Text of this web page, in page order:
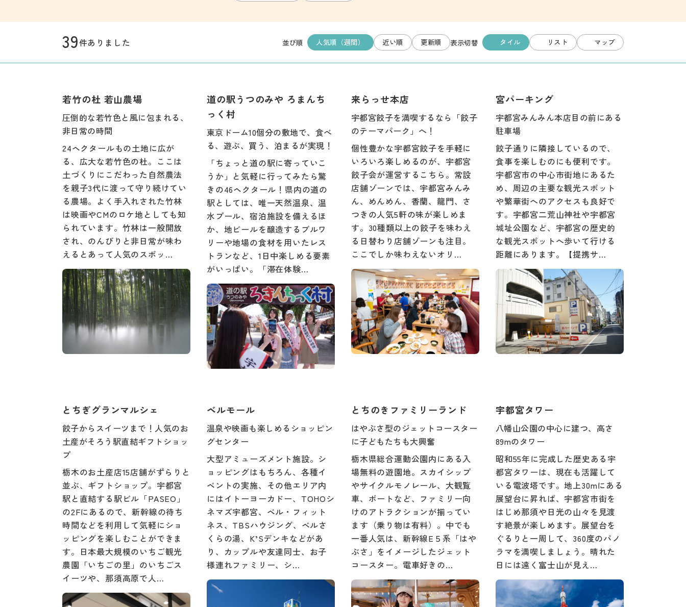
39件ありました 並び順 人気順（週間） 近い順 更新順 表示切替 タイル リスト マップ
若竹の杜 若山農場
圧倒的な若竹色と風に包まれる、
非日常の時間
24ヘクタールもの土地に広が
る、広大な若竹色の杜。ここは
土づくりにこだわった自然農法
を親子3代に渡って守り続けてい
る農場。よく手入れされた竹林
は映画やCMのロケ地としても知
られています。竹林は一般開放
され、のんびりと非日常が味わ
えるとあって人気のスポッ…
道の駅うつのみや ろまんち
っく村
東京ドーム10個分の敷地で、食べ
る、遊ぶ、買う、泊まるが実現！
「ちょっと道の駅に寄っていこ
うか」と気軽に行ってみたら驚
きの46ヘクタール！県内の道の
駅としては、唯一天然温泉、温
水プール、宿泊施設を備えるほ
か、地ビールを醸造するブルワ
リーや地場の食材を用いたレス
トランなど、1日中楽しめる要素
がいっぱい。「滞在体験…
来らっせ本店
宇都宮餃子を満喫するなら「餃子
のテーマパーク」へ！
個性豊かな宇都宮餃子を手軽に
いろいろ楽しめるのが、宇都宮
餃子会が運営するこちら。常設
店舗ゾーンでは、宇都宮みんみ
ん、めんめん、香蘭、龍門、さ
つきの人気5軒の味が楽しめま
す。30種類以上の餃子を味わえ
る日替わり店舗ゾーンも注目。
ここでしか味わえないオリ…
宮パーキング
宇都宮みんみん本店目の前にある
駐車場
餃子通りに隣接しているので、
食事を楽しむのにも便利です。
宇都宮市の中心市街地にあるた
め、周辺の主要な観光スポット
や繁華街へのアクセスも良好で
す。宇都宮二荒山神社や宇都宮
城址公園など、宇都宮の歴史的
な観光スポットへ歩いて行ける
距離にあります。【提携サ…
とちぎグランマルシェ
餃子からスイーツまで！人気のお
土産がそろう駅直結ギフトショッ
プ
栃木のお土産店15店舗がずらりと
並ぶ、ギフトショップ。宇都宮
駅と直結する駅ビル「PASEO」
の2Fにあるので、新幹線の待ち
時間などを利用して気軽にショ
ッピングを楽しむことができま
す。日本最大規模のいちご観光
農園「いちごの里」のいちごス
イーツや、那須高原で人…
ベルモール
温泉や映画も楽しめるショッピン
グセンター
大型アミューズメント施設。シ
ョッピングはもちろん、各種イ
ベントの実施、その他エリア内
にはイトーヨーカドー、TOHOシ
ネマズ宇都宮、ベル・フィット
ネス、TBSハウジング、ベルさ
くらの湯、K’Sデンキなどがあ
り、カップルや友達同士、お子
様連れファミリー、シ…
とちのきファミリーランド
はやぶさ型のジェットコースター
に子どもたちも大興奮
栃木県総合運動公園内にある入
場無料の遊園地。スカイシップ
やサイクルモノレール、大観覧
車、ボートなど、ファミリー向
けのアトラクションが揃ってい
ます（乗り物は有料）。中でも
一番人気は、新幹線E５系「はや
ぶさ」をイメージしたジェット
コースター。電車好きの…
宇都宮タワー
八幡山公園の中心に建つ、高さ
89mのタワー
昭和55年に完成した歴史ある宇
都宮タワーは、現在も活躍して
いる電波塔です。地上30mにある
展望台に昇れば、宇都宮市街を
はじめ那須や日光の山々を見渡
す絶景が楽しめます。展望台を
ぐるりと一周して、360度のパノ
ラマを満喫しましょう。晴れた
日には遠く富士山が見え…